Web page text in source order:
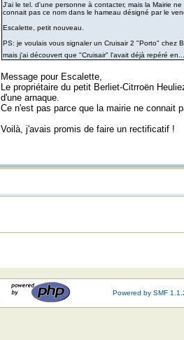
J'ai le tel. d'une personne à contacter, mais la Mairie ne
connait pas ce nom dans le hameau désigné par le
Escalette, petit nouveau.
PS: je voulais vous signaler un Cruisair 2 "Porto" chez
mais j'ai découvert que "Cruisair" l'avait déjà repéré
Message pour Escalette,
Le propriétaire du petit Berliet-Citrroën
d'une arnaque.
Ce n'est pas parce que la mairie ne connait
Voilà, j'avais promis de faire un rectificatif !
Powered by SMF